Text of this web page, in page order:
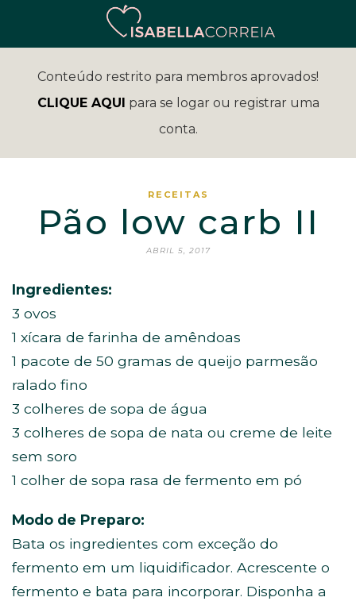
Conteúdo restrito para membros aprovados!
CLIQUE AQUI para se logar ou registrar uma
conta.
RECEITAS
Pão low carb II
ABRIL 5, 2017
Ingredientes:
3 ovos
1 xícara de farinha de amêndoas
1 pacote de 50 gramas de queijo parmesão
ralado fino
3 colheres de sopa de água
3 colheres de sopa de nata ou creme de leite
sem soro
1 colher de sopa rasa de fermento em pó
Modo de Preparo:
Bata os ingredientes com exceção do
fermento em um liquidificador. Acrescente o
fermento e bata para incorporar. Disponha a